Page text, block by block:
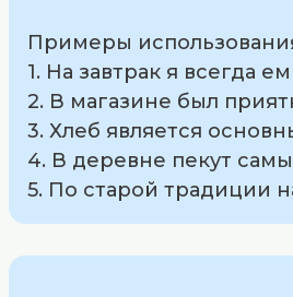
Примеры
1. На завтрак я всегда
2. В магазине был
3. Хлеб является
4. В деревне пекут
5. По старой традиции